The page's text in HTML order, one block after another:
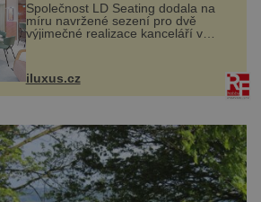
Společnost LD Seating dodala na
míru navržené sezení pro dvě
výjimečné realizace kanceláří v
areálu MediaCityUK v anglickém
Tower a Orange Tower. Komplex
budov Media...
iluxus.cz